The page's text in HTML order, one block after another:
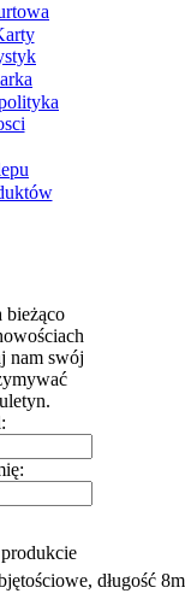
bieżąco
nam swój
długość